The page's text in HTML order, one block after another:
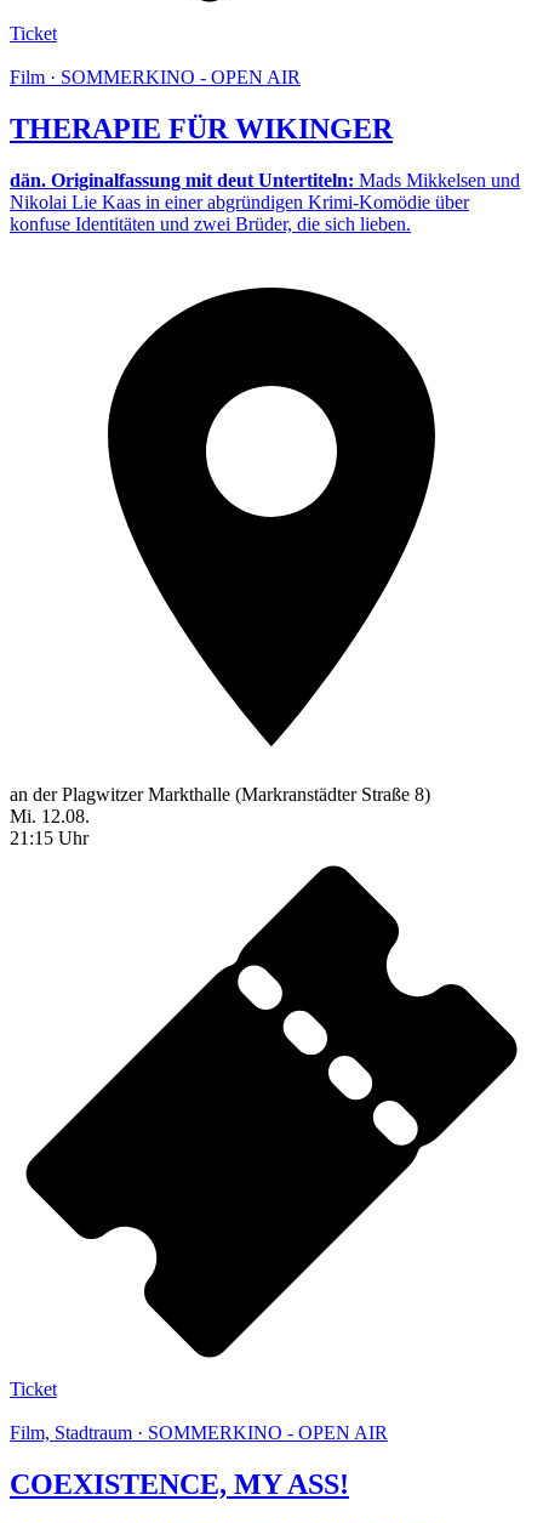
Ticket
Film · SOMMERKINO - OPEN AIR
THERAPIE FÜR WIKINGER
dän. Originalfassung mit deut Untertiteln: Mads Mikkelsen und
Nikolai Lie Kaas in einer abgründigen Krimi-Komödie über
konfuse Identitäten und zwei Brüder, die sich lieben.
an der Plagwitzer Markthalle (Markranstädter Straße 8)
Mi. 12.08.
21:15 Uhr
Ticket
Film, Stadtraum · SOMMERKINO - OPEN AIR
COEXISTENCE, MY ASS!